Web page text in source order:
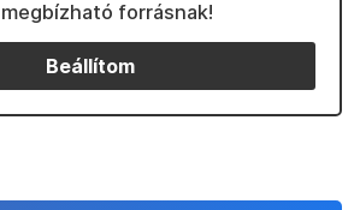
megbízható forrásnak!
Beállítom